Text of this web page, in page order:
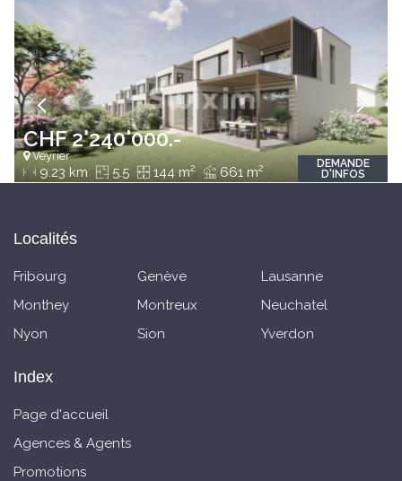
CHF 2'240'000.-
Veyrier
9.23 km 5.5 144 m2 661 m2
DEMANDE
D'INFOS
Localités
Fribourg Genève
Lausanne
Monthey
Montreux
Neuchatel
Nyon
Sion Yverdon
Index
Page d'accueil
Agences & Agents
Promotions